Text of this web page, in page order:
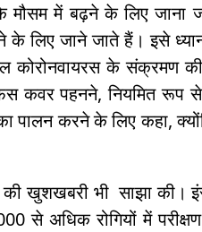
में बढ़ने के लिए जाना
लिए जाने जाते हैं। इसे
कोरोनवायरस के संक्रमण
कवर पहनने, नियमित
पालन करने के लिए कहा,
की खुशखबरी भी साझा की।
से अधिक रोगियों में